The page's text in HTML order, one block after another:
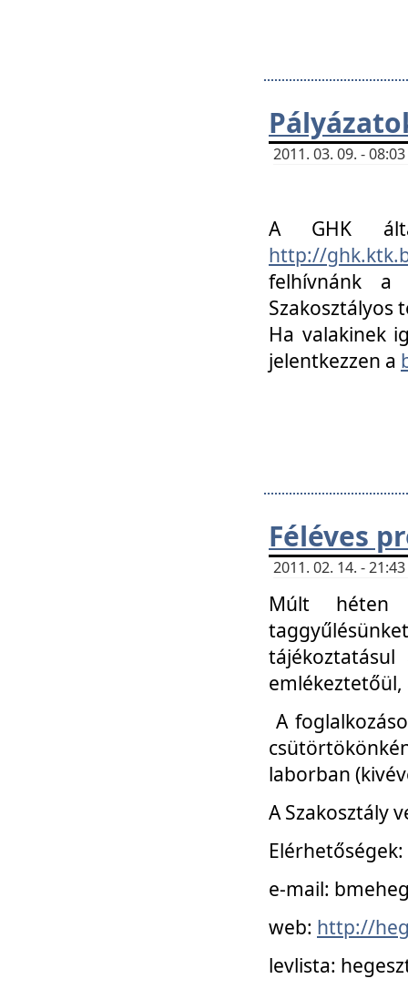
2011. 03. 09. -
A GHK
http://
felhívnánk a
Szakosztályos
Ha valakinek
jelentkezzen a
Féléves
2011. 02. 14. -
Múlt héten
emlékeztetőül,
A
laborban
A Szakosztály
Elérhetőségek:
e-mail:
web: http://
levlista: